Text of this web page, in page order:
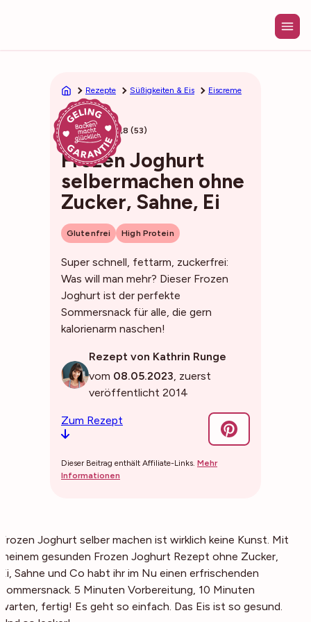
Rezepte Süßigkeiten & Eis Eiscreme
5min 4,8 (53)
Frozen Joghurt
selbermachen ohne
Zucker, Sahne, Ei
Glutenfrei High Protein
Super schnell, fettarm, zuckerfrei:
Was will man mehr? Dieser Frozen
Joghurt ist der perfekte
Sommersnack für alle, die gern
kalorienarm naschen!
Rezept von Kathrin Runge
vom 08.05.2023, zuerst
veröffentlicht 2014
Zum Rezept
Dieser Beitrag enthält Affiliate-Links. Mehr
Informationen
Frozen Joghurt selber machen ist wirklich keine Kunst. Mit
meinem gesunden Frozen Joghurt Rezept ohne Zucker,
Ei, Sahne und Co habt ihr im Nu einen erfrischenden
Sommersnack. 5 Minuten Vorbereitung, 10 Minuten
warten, fertig! Es geht so einfach. Das Eis ist so gesund.